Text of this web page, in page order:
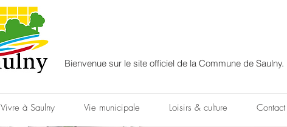
Bienvenue sur le site officiel de la Commune de Saulny.
Vivre à Saulny Vie municipale Loisirs & culture Contact